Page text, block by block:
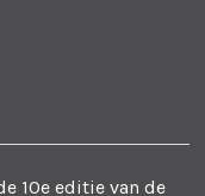
10e editie van de